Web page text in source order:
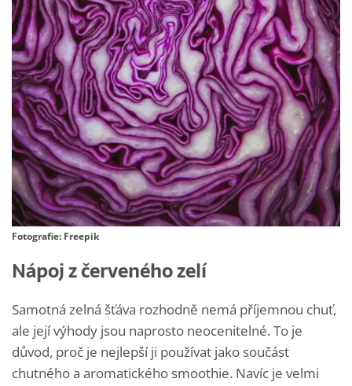
Fotografie: Freepik
Nápoj z červeného zelí
Samotná zelná šťáva rozhodně nemá příjemnou chuť,
ale její výhody jsou naprosto neocenitelné. To je
důvod, proč je nejlepší ji používat jako součást
chutného a aromatického smoothie. Navíc je velmi